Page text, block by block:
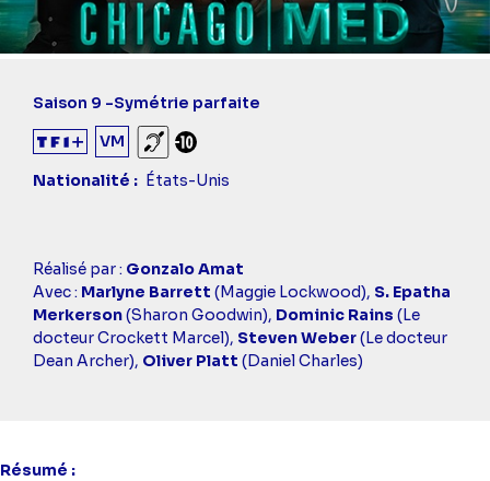
Saison 9 -Symétrie parfaite
VM
Sourds et malentendants
Déconseillé aux -10 ans
Nationalité
États-Unis
Casting
simba
Réalisé par : Gonzalo Amat
Avec : Marlyne Barrett (Maggie Lockwood), S. Epatha
Merkerson(Sharon Goodwin), Dominic Rains (Le
docteur Crockett Marcel), Steven Weber(Le docteur
Dean Archer), Oliver Platt (Daniel Charles)
Résumé